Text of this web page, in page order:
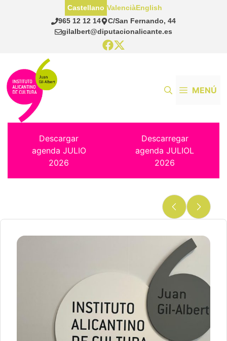
965 12 12 14
C/San Fernando, 44
gilalbert@diputacionalicante.es
Castellano ValenciàEnglish
MENÚ
Descargar
agenda JULIO
2026
Descarregar
agenda JULIOL
2026